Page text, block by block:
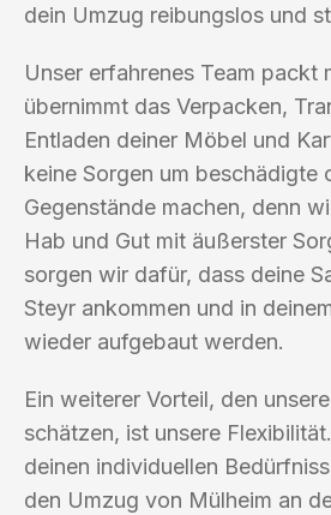
dein Umzug reibungslos und
Unser erfahrenes Team packt
übernimmt das Verpacken,
Entladen deiner Möbel und
keine Sorgen um beschädigte
Gegenstände machen, denn
Hab und Gut mit äußerster
sorgen wir dafür, dass deine
Steyr ankommen und in
wieder aufgebaut werden.
Ein weiterer Vorteil, den
schätzen, ist unsere
deinen individuellen
den Umzug von Mülheim an